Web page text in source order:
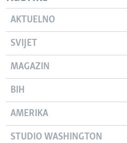
AKTUELNO
SVIJET
MAGAZIN
BIH
AMERIKA
STUDIO WASHINGTON